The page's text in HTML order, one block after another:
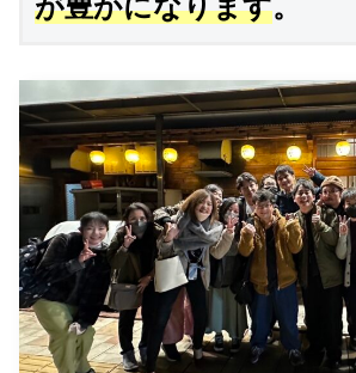
が豊かになります。